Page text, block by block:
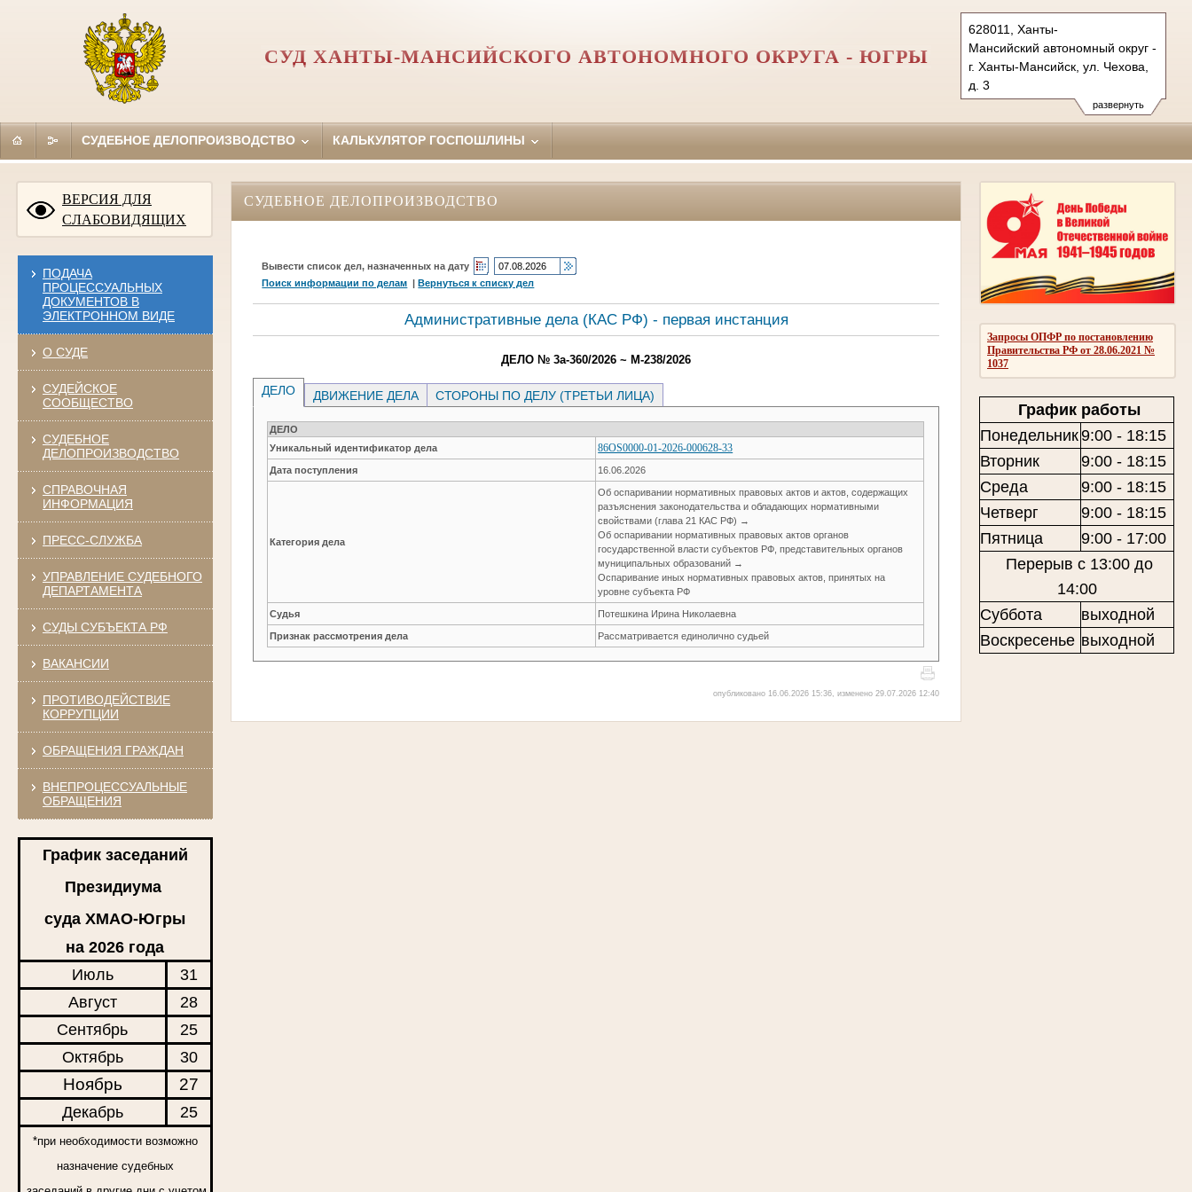
развернуть
628011, Ханты-
Мансийский автономный округ -
г. Ханты-Мансийск, ул. Чехова,
д. 3
Тел.: (3467) 350-687, 350-673,
350-700 (ф.)
oblsud.hmao@sudrf.ru
СУД ХАНТЫ-МАНСИЙСКОГО АВТОНОМНОГО ОКРУГА - ЮГРЫ
СУДЕБНОЕ ДЕЛОПРОИЗВОДСТВО КАЛЬКУЛЯТОР ГОСПОШЛИНЫ
ВЕРСИЯ ДЛЯ
СЛАБОВИДЯЩИХ
ПОДАЧА
ПРОЦЕССУАЛЬНЫХ
ДОКУМЕНТОВ В
ЭЛЕКТРОННОМ ВИДЕ
О СУДЕ
СУДЕЙСКОЕ
СООБЩЕСТВО
СУДЕБНОЕ
ДЕЛОПРОИЗВОДСТВО
СПРАВОЧНАЯ
ИНФОРМАЦИЯ
ПРЕСС-СЛУЖБА
УПРАВЛЕНИЕ СУДЕБНОГО
ДЕПАРТАМЕНТА
СУДЫ СУБЪЕКТА РФ
ВАКАНСИИ
ПРОТИВОДЕЙСТВИЕ
КОРРУПЦИИ
ОБРАЩЕНИЯ ГРАЖДАН
ВНЕПРОЦЕССУАЛЬНЫЕ
ОБРАЩЕНИЯ
График заседаний
Президиума
суда ХМАО-Югры
на 2026 года
Июль
31
Август
28
Сентябрь
25
Октябрь
30
Ноябрь 27
Декабрь 25
*при необходимости возможно
назначение судебных
Запросы ОПФР по постановлению
Правительства РФ от 28.06.2021 №
1037
График работы
Понедельник9:00 - 18:15
Вторник
9:00 - 18:15
Среда
9:00 - 18:15
Четверг
9:00 - 18:15
Пятница
9:00 - 17:00
Перерыв с 13:00 до
14:00
Суббота
выходной
Воскресенье выходной
СУДЕБНОЕ ДЕЛОПРОИЗВОДСТВО
Вывести список дел, назначенных на дату
Поиск информации по делам |Вернуться к списку дел
Административные дела (КАC РФ) - первая инстанция
ДЕЛО № 3а-360/2026 ~ М-238/2026
ДЕЛО ДВИЖЕНИЕ ДЕЛА СТОРОНЫ ПО ДЕЛУ (ТРЕТЬИ ЛИЦА)
ДЕЛО
Уникальный идентификатор дела
86OS0000-01-2026-000628-33
Дата поступления 16.06.2026
Категория дела
Об оспаривании нормативных правовых актов и актов, содержащих
разъяснения законодательства и обладающих нормативными
свойствами (глава 21 КАС РФ) →
Об оспаривании нормативных правовых актов органов
государственной власти субъектов РФ, представительных органов
муниципальных образований →
Оспаривание иных нормативных правовых актов, принятых на
уровне субъекта РФ
Судья Потешкина Ирина Николаевна
Признак рассмотрения дела Рассматривается единолично судьей
опубликовано 16.06.2026 15:36, изменено 29.07.2026 12:40